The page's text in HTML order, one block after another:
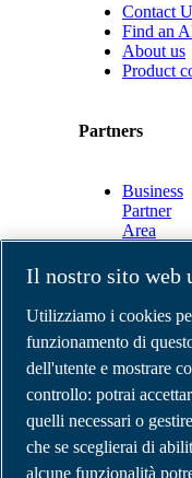
Contact
Find an
About us
Product
Partners
Business
Partner
Area
Connect
2.0
Business
ABAC
Media
Gallery
©2026
Note legali e
Modulo resi
Il nostro sito web
Utilizziamo i cookies
funzionamento di
dell'utente e mostrare
controllo: potrai
quelli necessari o
che se sceglierai di
alcune funzionalità